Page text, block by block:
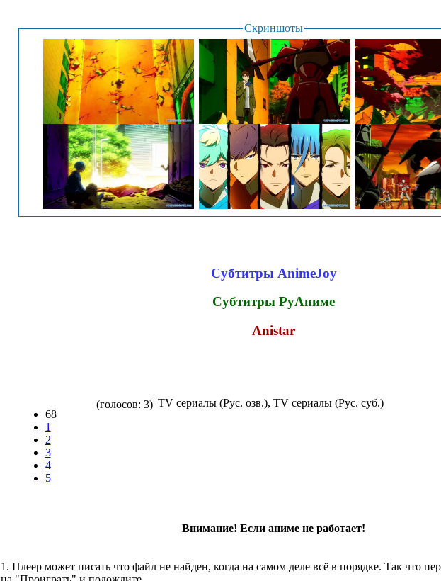
Скриншоты
Субтитры AnimeJoy
Субтитры РуАниме
Anistar
68
1
2
3
4
5
(голосов: 3)| TV сериалы (Рус. озв.), TV сериалы (Рус. суб.)
Внимание! Если аниме не работает!
1. Плеер может писать что файл не найден, когда на самом деле всё в порядке. Так что